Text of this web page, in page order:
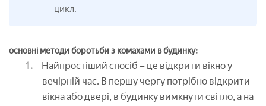
цикл.
основні методи боротьби з комахами в будинку:
Найпростіший спосіб – це відкрити вікно у
вечірній час. В першу чергу потрібно відкрити
вікна або двері, в будинку вимкнути світло, а на